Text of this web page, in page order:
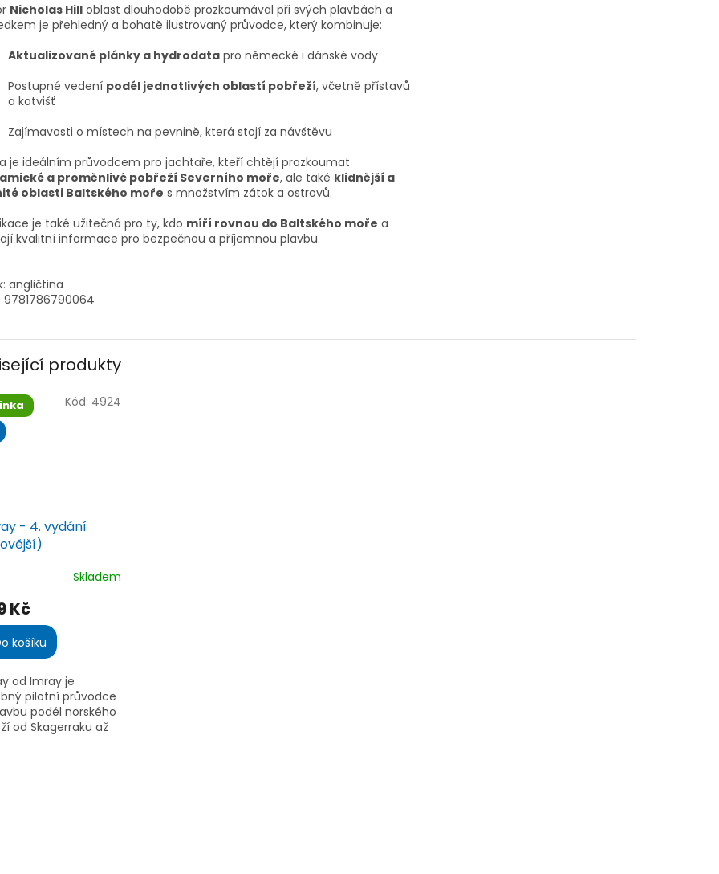
Nicholas Hill oblast dlouhodobě prozkoumával při svých plavbách a
je přehledný a bohatě ilustrovaný průvodce, který kombinuje:
Aktualizované plánky a hydrodata pro německé i dánské vody
Postupné vedení podél jednotlivých oblastí pobřeží, včetně přístavů
a kotvišť
Zajímavosti o místech na pevnině, která stojí za návštěvu
je ideálním průvodcem pro jachtaře, kteří chtějí prozkoumat
a proměnlivé pobřeží Severního moře, ale také klidnější a
oblasti Baltského moře s množstvím zátok a ostrovů.
je také užitečná pro ty, kdo míří rovnou do Baltského moře a
kvalitní informace pro bezpečnou a příjemnou plavbu.
angličtina
9781786790064
produkty
- 4. vydání
Skladem
Kč
košíku
od Imray je
pilotní průvodce
podél norského
od Skagerraku až
Kód: 4924